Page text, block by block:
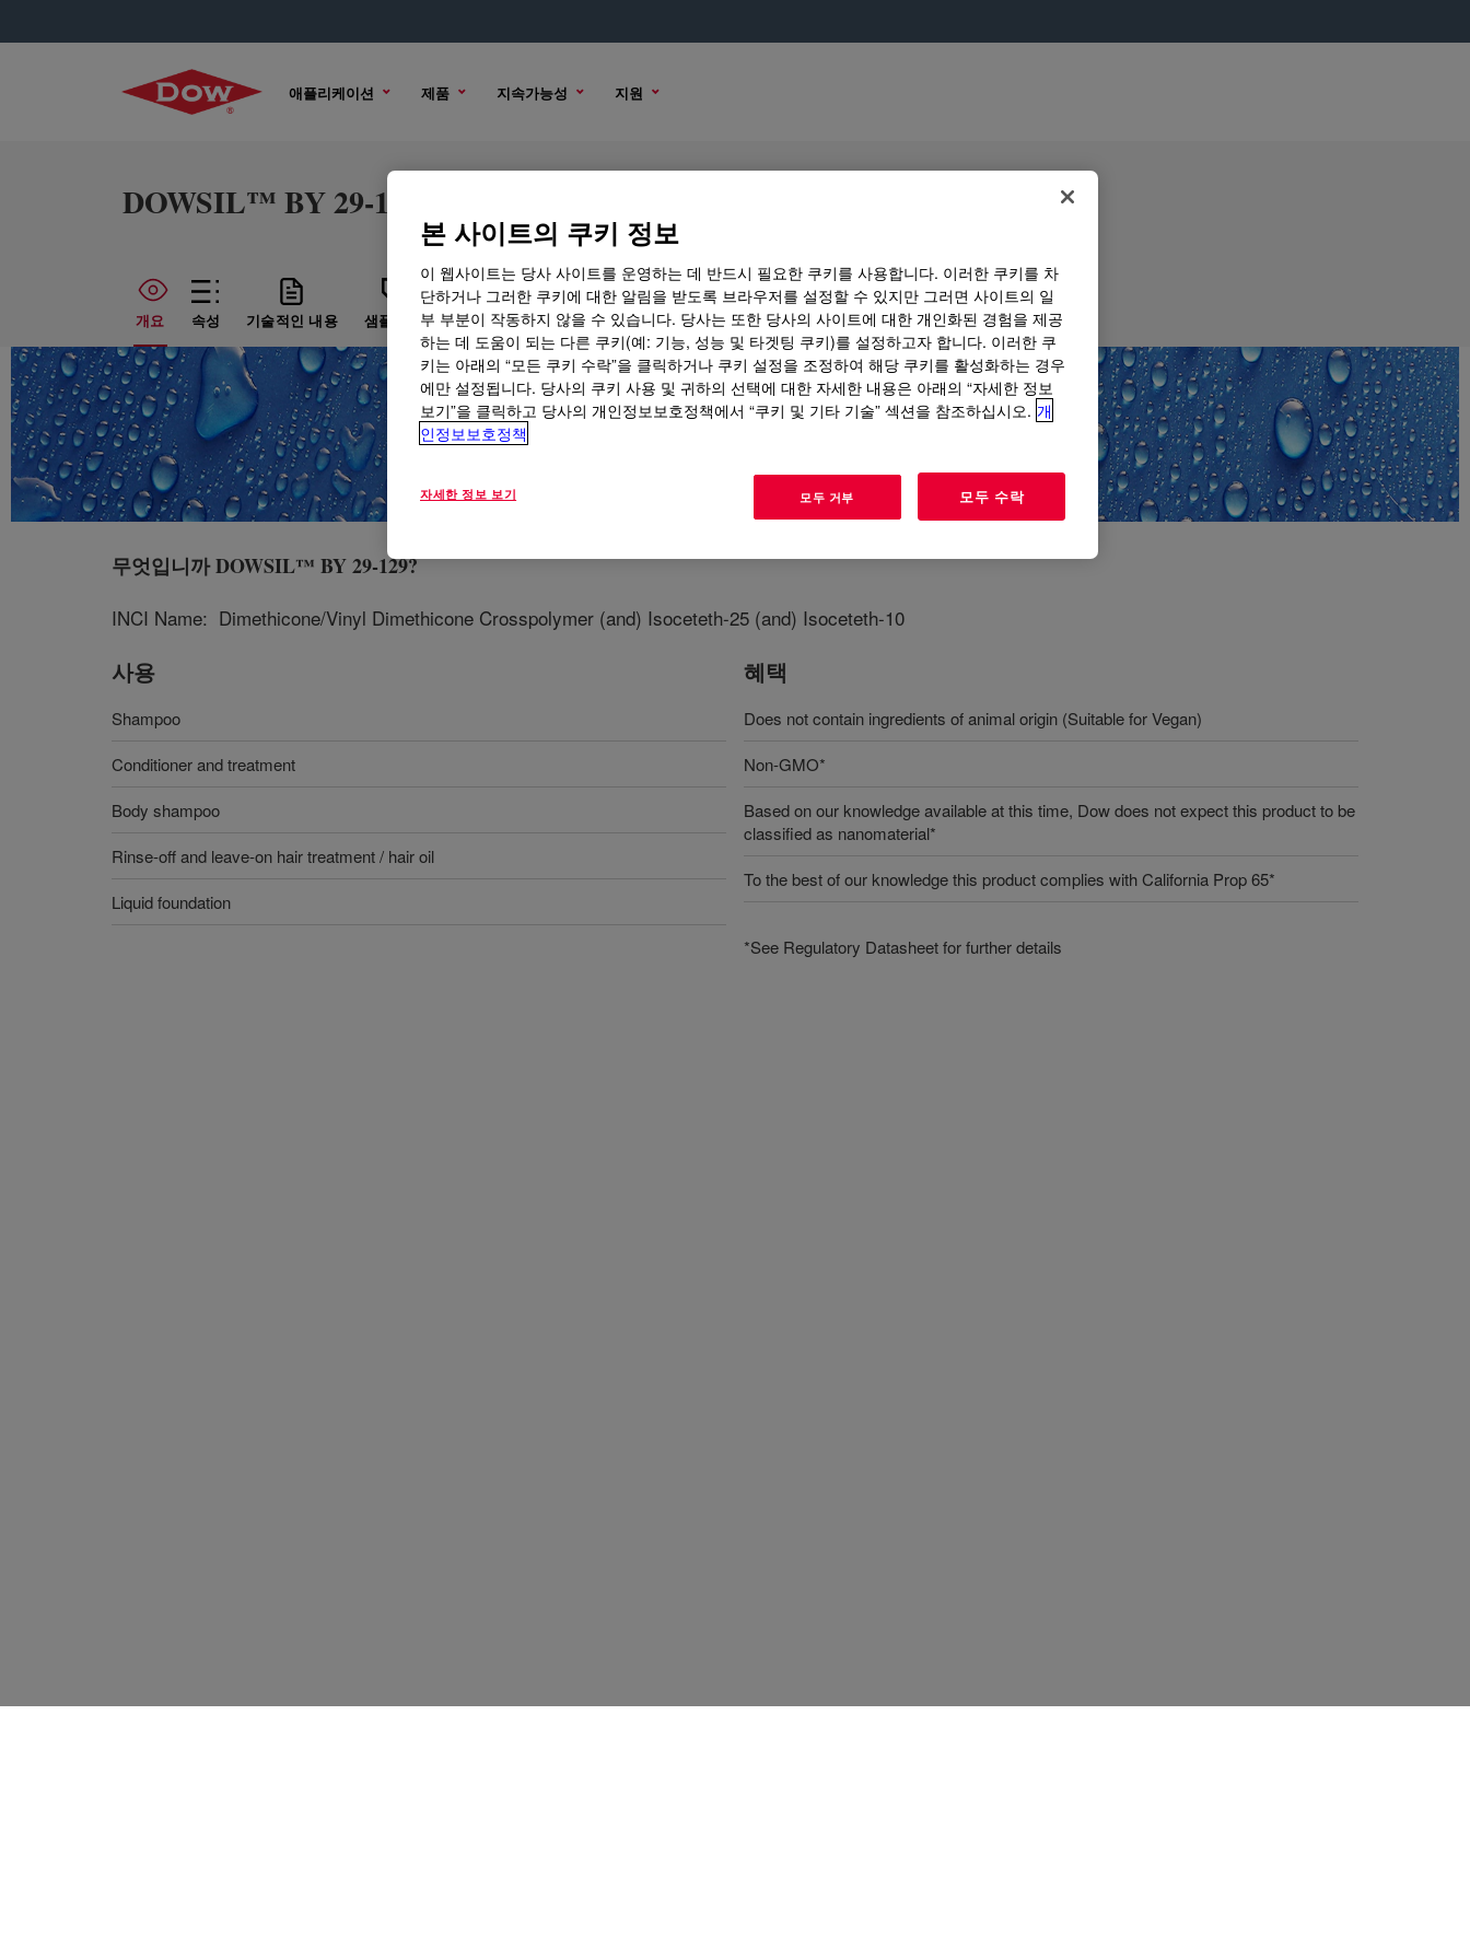
애플리케이션 제품 지속가능성 지원
DOWSIL™ BY 29-129
개요 속성 기술적인 내용 샘플 옵션 구매 옵션
무엇입니까DOWSIL™ BY 29-129?
INCI Name: Dimethicone/Vinyl Dimethicone Crosspolymer (and) Isoceteth-25 (and) Isoceteth-10
사용
Shampoo
Conditioner and treatment
Body shampoo
Rinse-off and leave-on hair treatment / hair oil
Liquid foundation
혜택
Does not contain ingredients of animal origin (Suitable for Vegan)
Non-GMO*
Based on our knowledge available at this time, Dow does not expect this product to be
classified as nanomaterial*
To the best of our knowledge this product complies with California Prop 65*
*See Regulatory Datasheet for further details
본 사이트의 쿠키 정보
이 웹사이트는 당사 사이트를 운영하는 데 반드시 필요한 쿠키를 사용합니다. 이러한 쿠키를 차
단하거나 그러한 쿠키에 대한 알림을 받도록 브라우저를 설정할 수 있지만 그러면 사이트의 일
부 부분이 작동하지 않을 수 있습니다. 당사는 또한 당사의 사이트에 대한 개인화된 경험을 제공
하는 데 도움이 되는 다른 쿠키(예: 기능, 성능 및 타겟팅 쿠키)를 설정하고자 합니다. 이러한 쿠
키는 아래의 “모든 쿠키 수락”을 클릭하거나 쿠키 설정을 조정하여 해당 쿠키를 활성화하는 경우
에만 설정됩니다. 당사의 쿠키 사용 및 귀하의 선택에 대한 자세한 내용은 아래의 “자세한 정보
보기”을 클릭하고 당사의 개인정보보호정책에서 “쿠키 및 기타 기술” 섹션을 참조하십시오. 개
인정보보호정책
자세한 정보 보기 모두 거부 모두 수락